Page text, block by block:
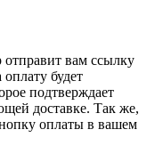
отправит вам ссылку
будет
подтверждает
доставке. Так же,
оплаты в вашем